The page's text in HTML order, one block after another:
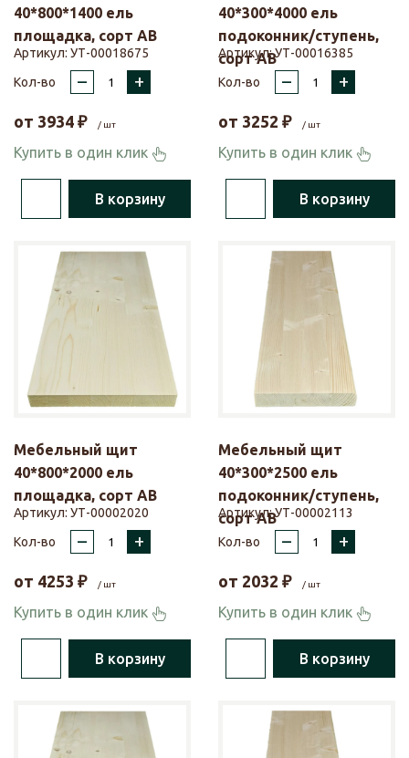
40*800*1400 ель
площадка, сорт АВ
Артикул: УТ-00018675
Кол-во
– +
от 3934 ₽ / шт
Купить в один клик
В корзину
40*300*4000 ель
подоконник/ступень,
сорт АВ
Артикул:УТ-00016385
Кол-во
– +
от 3252 ₽ / шт
Купить в один клик
В корзину
Мебельный щит
40*800*2000 ель
площадка, сорт АВ
Артикул: УТ-00002020
Кол-во
– +
от 4253 ₽ / шт
Купить в один клик
В корзину
Мебельный щит
40*300*2500 ель
подоконник/ступень,
сорт АВ
Артикул:УТ-00002113
Кол-во
– +
от 2032 ₽ / шт
Купить в один клик
В корзину